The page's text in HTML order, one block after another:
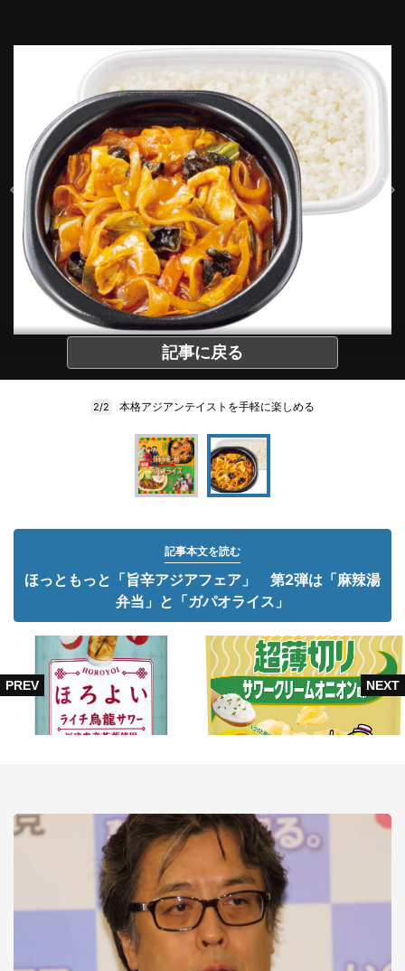
記事に戻る
2/2 本格アジアンテイストを手軽に楽しめる
記事本文を読む
ほっともっと「旨辛アジアフェア」 第2弾は「麻辣湯
弁当」と「ガパオライス」